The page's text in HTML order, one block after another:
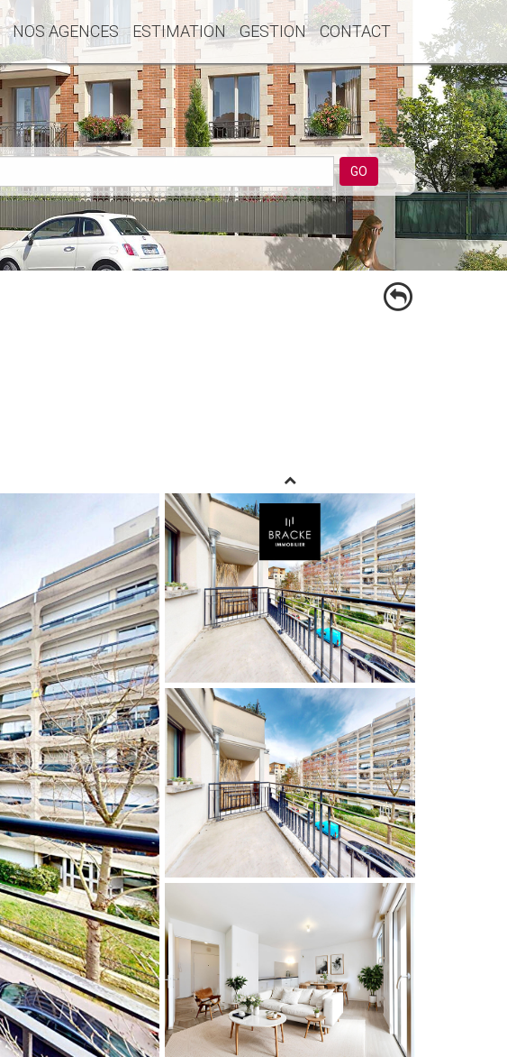
NOS AGENCES ESTIMATION GESTION CONTACT
GO